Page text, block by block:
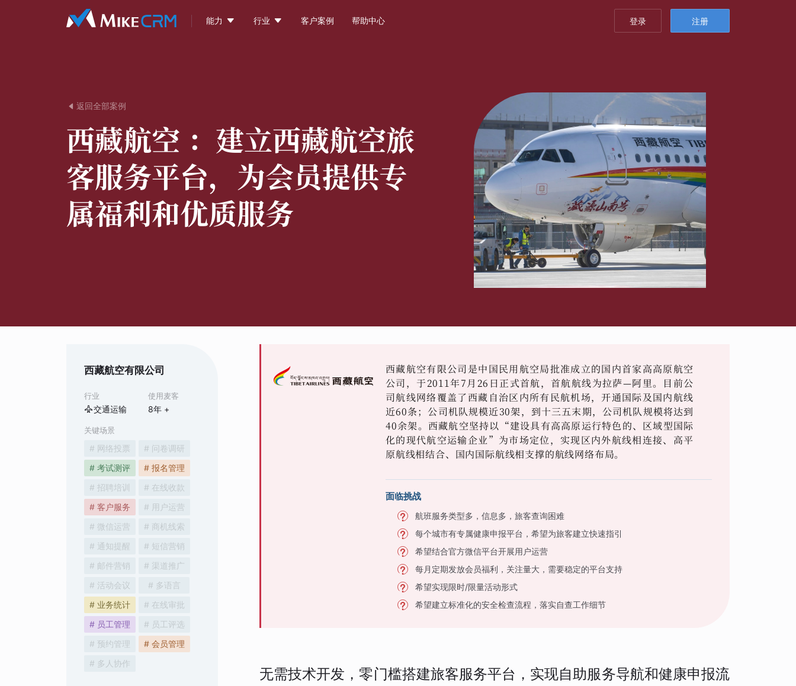
能力  行业  客户案例 帮助中心 登录 注册
 返回全部案例
西藏航空 ： 建立西藏航空旅
客服务平台，为会员提供专
属福利和优质服务
西藏航空有限公司
行业
交通运输
使用麦客
8年 +
关键场景
# 网络投票
# 问卷调研
# 考试测评
# 报名管理
# 招聘培训
# 在线收款
# 客户服务
# 用户运营
# 微信运营
# 商机线索
# 通知提醒
# 短信营销
# 邮件营销
# 渠道推广
# 活动会议
# 多语言
# 业务统计
# 在线审批
# 员工管理
# 员工评选
# 预约管理
# 会员管理
# 多人协作
西藏航空有限公司是中国民用航空局批准成立的国内首家高高原航空
公司，于2011年7月26日正式首航，首航航线为拉萨—阿里。目前公
司航线网络覆盖了西藏自治区内所有民航机场，开通国际及国内航线
近60条；公司机队规模近30架，到十三五末期，公司机队规模将达到
40余架。西藏航空坚持以“建设具有高高原运行特色的、区域型国际
化的现代航空运输企业”为市场定位，实现区内外航线相连接、高平
原航线相结合、国内国际航线相支撑的航线网络布局。
面临挑战
航班服务类型多，信息多，旅客查询困难
每个城市有专属健康申报平台，希望为旅客建立快速指引
希望结合官方微信平台开展用户运营
每月定期发放会员福利，关注量大，需要稳定的平台支持
希望实现限时/限量活动形式
希望建立标准化的安全检查流程，落实自查工作细节
无需技术开发，零门槛搭建旅客服务平台，实现自助服务导航和健康申报流